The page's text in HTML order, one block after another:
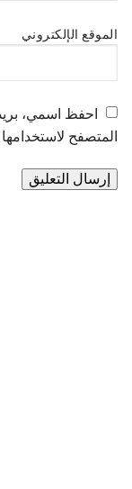
الموقع الإلكتروني
احفظ اسمي،
المتصفح